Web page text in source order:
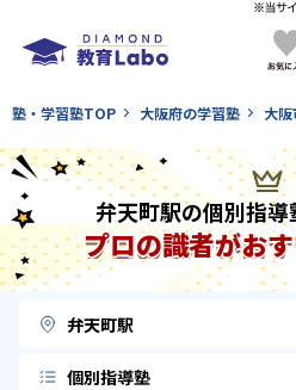
塾・学習塾TOP 大阪府の学習塾 大
弁天町駅の個別指導
プロの識者がお
弁天町駅
個別指導塾